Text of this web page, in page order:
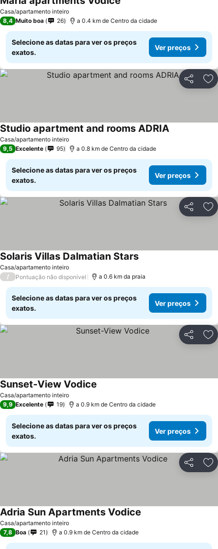
Casa/apartamento inteiro
8,4 Muito boa 26 a 0.4 km de Centro da cidade
Selecione as datas para ver os preços
exatos.
Ver preços
Partilhar
Casa/apartamento inteiro
Studio apartment and rooms ADRIA
9,5 Excelente 95 a 0.8 km de Centro da cidade
Selecione as datas para ver os preços
exatos.
Ver preços
Partilhar
Casa/apartamento inteiro
Solaris Villas Dalmatian Stars
/ Pontuação não disponível a 0.6 km da praia
Selecione as datas para ver os preços
exatos.
Ver preços
Partilhar
Casa/apartamento inteiro
Sunset-View Vodice
9,9 Excelente 19 a 0.9 km de Centro da cidade
Selecione as datas para ver os preços
exatos.
Ver preços
Partilhar
Casa/apartamento inteiro
Adria Sun Apartments Vodice
7,8 Boa 21 a 0.9 km de Centro da cidade